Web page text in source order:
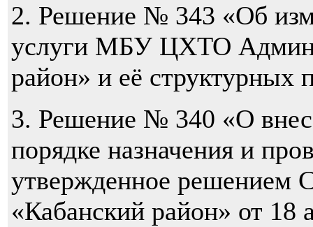
2. Решение № 343 «Об
услуги МБУ ЦХТО
район» и её структурных
3. Решение № 340 «О
порядке назначения и
утвержденное решением
«Кабанский район» от 18